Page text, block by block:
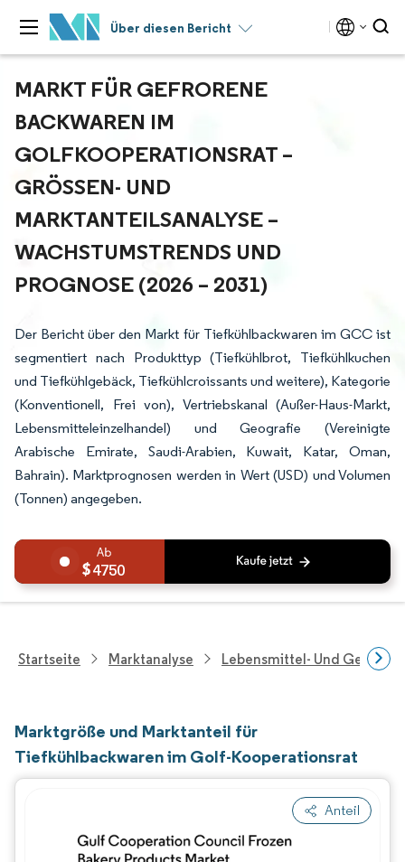
Über diesen Bericht
MARKT FÜR GEFRORENE
BACKWAREN IM
GOLFKOOPERATIONSRAT –
GRÖSSEN- UND M
ARKTANTEILSANALYSE – W
ACHSTUMSTRENDS UND P
ROGNOSE (2026 – 2031)
Der Bericht über den Markt für Tiefkühlbackwaren im GCC ist
segmentiert nach Produkttyp (Tiefkühlbrot, Tiefkühlkuchen
und Tiefkühlgebäck, Tiefkühlcroissants und weitere), Kategorie
(Konventionell, Frei von), Vertriebskanal (Außer-Haus-Markt,
Lebensmitteleinzelhandel) und Geografie (Vereinigte
Arabische Emirate, Saudi-Arabien, Kuwait, Katar, Oman,
Bahrain). Marktprognosen werden in Wert (USD) und Volumen
(Tonnen) angegeben.
4750
Startseite Marktanalyse Lebensmittel- Und
Marktgröße und Marktanteil für
Tiefkühlbackwaren im Golf-Kooperationsrat
Anteil